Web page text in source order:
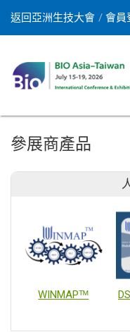
返回亞洲生技大會 會員
參展商產品
WINMAPᵀᴹ